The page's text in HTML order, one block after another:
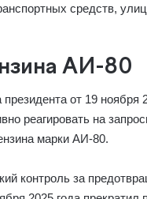
средств,
АИ-80
от 19 ноября
реагировать на
марки АИ-80.
контроль за